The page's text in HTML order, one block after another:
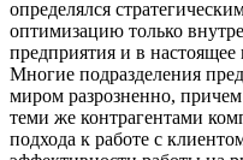
определялся
оптимизацию только
предприятия и в настоящее
Многие подразделения
миром разрозненно,
теми же контрагентами
подхода к работе с